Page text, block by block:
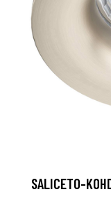
SALICETO-